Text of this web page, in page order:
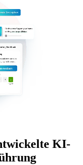
KI-